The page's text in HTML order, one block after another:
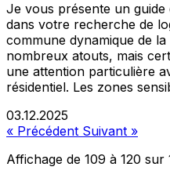
Je vous présente un
dans votre recherche de
commune dynamique de
nombreux atouts, mais
une attention particulière
résidentiel. Les zones
03.12.2025
« Précédent Suivant »
Affichage de 109 à 120 sur